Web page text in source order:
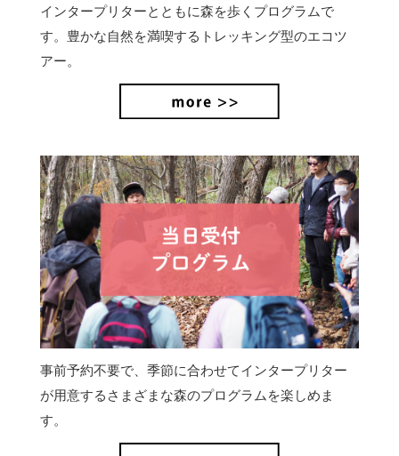
インタープリターとともに森を歩くプログラムで
す。豊かな自然を満喫するトレッキング型のエコツ
アー。
事前予約不要で、季節に合わせてインタープリター
が用意するさまざまな森のプログラムを楽しめま
す。